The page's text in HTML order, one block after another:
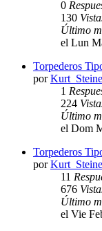
0
130
Último
el Lun
Torpederos
por
1
224
Último
el Dom
Torpederos
por
11
676
Último
el Vie